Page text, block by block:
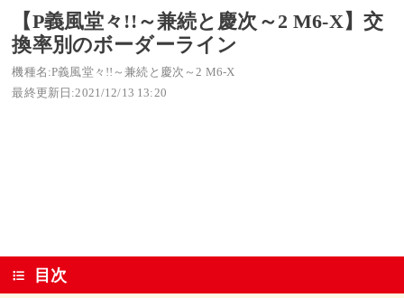
【P義風堂々!!～兼続と慶次～2 M6‐X】交
換率別のボーダーライン
機種名:P義風堂々!!～兼続と慶次～2 M6‐X
最終更新日:2021/12/13 13:20
目次